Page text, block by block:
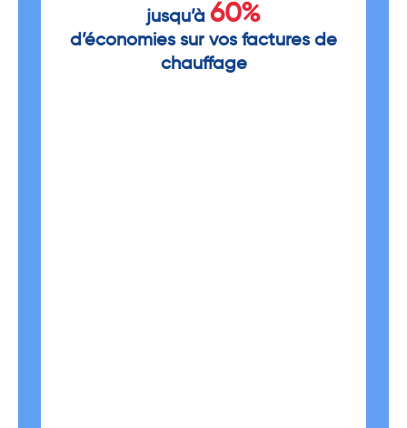
jusqu’à 60%
d’économies sur vos factures de
chauffage